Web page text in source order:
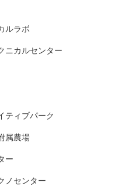
ルラボ
ニカルセンター
ティブパーク
属農場
ー
ノセンター